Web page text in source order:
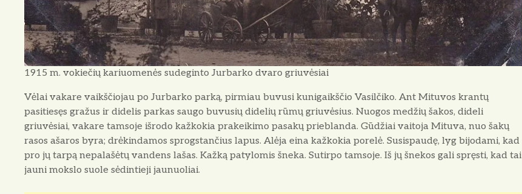
1915 m. vokiečių kariuomenės sudeginto Jurbarko dvaro griuvėsiai
Vėlai vakare vaikščiojau po Jurbarko parką, pirmiau buvu­si kunigaikščio Vasilčiko. Ant Mituvos krantų
pasitiesęs gra­žus ir didelis parkas saugo bu­vusių didelių rūmų griuvėsius. Nuogos medžių šakos, dideli
griuvėsiai, vakare tamsoje iš­rodo kažkokia prakeikimo pa­sakų prieblanda. Gūdžiai vai­toja Mituva, nuo šakų
rasos ašaros byra; drėkindamos sprogstančius lapus. Alėja eina kažkokia porelė. Susispaudę, lyg bijodami, kad
pro jų tarpą nepalašėtų van­dens lašas. Kažką patylomis šneka. Sutirpo tamsoje. Iš jų šnekos gali spręsti, kad tai
jau­ni mokslo suole sėdintieji jau­nuoliai.